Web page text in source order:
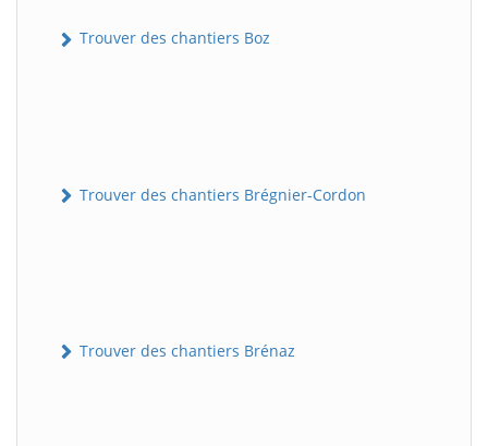
Trouver des chantiers Boz
Trouver des chantiers Brégnier-Cordon
Trouver des chantiers Brénaz